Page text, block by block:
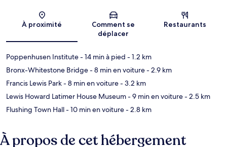
Carte
À proximité
Comment se
déplacer
Restaurants
Poppenhusen Institute- 14 min à pied - 1.2 km
Bronx-Whitestone Bridge- 8 min en voiture- 2.9 km
Francis Lewis Park- 8 min en voiture- 3.2 km
Lewis Howard Latimer House Museum- 9 min en voiture- 2.5 km
Flushing Town Hall- 10 min en voiture- 2.8 km
À propos de cet hébergement